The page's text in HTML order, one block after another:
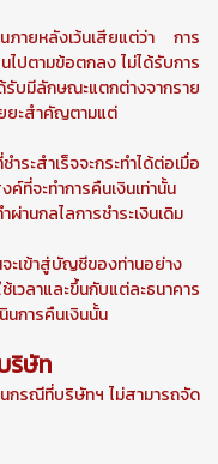
นภายหลังเว้นเสียแต่ว่า การ
ไปตามข้อตกลง ไม่ได้รับการ
ลักษณะแตกต่างจากราย
ยะสำคัญตามแต่
ระสำเร็จจะกระทำได้ต่อเมื่อ
ที่จะทำการคืนเงินเท่านั้น
านกลไลการชำระเงินเดิม
ะเข้าสู่บัญชีของท่านอย่าง
เวลาและขึ้นกับแต่ละธนาคาร
นการคืนเงินนั้น
ริษัท
นกรณีที่บริษัทฯ ไม่สามารถจัด